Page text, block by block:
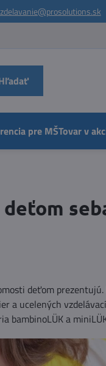
pre MŠTovar v
deťom
a ucelených
bambinoLÜK a